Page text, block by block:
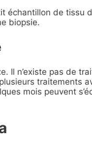
échantillon de tissu
biopsie.
Il n’existe pas de
traitements
mois peuvent